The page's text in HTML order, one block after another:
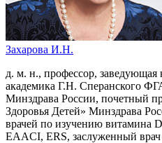
Захарова И.Н.
д. м. н., профессор,
академика Г.Н.
Минздрава России, почетный
Здоровья Детей» Минздрава
врачей по изучению витамина
EAACI, ERS, заслуженный